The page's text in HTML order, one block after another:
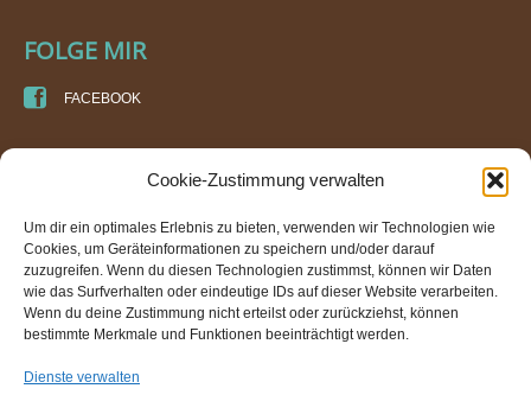
Cookie-Zustimmung verwalten
Um dir ein optimales Erlebnis zu bieten, verwenden wir Technologien wie
Cookies, um Geräteinformationen zu speichern und/oder darauf
zuzugreifen. Wenn du diesen Technologien zustimmst, können wir Daten
wie das Surfverhalten oder eindeutige IDs auf dieser Website verarbeiten.
Wenn du deine Zustimmung nicht erteilst oder zurückziehst, können
bestimmte Merkmale und Funktionen beeinträchtigt werden.
Dienste verwalten
FOLGE MIR
FACEBOOK
PRAXIS FÜR ENERGIE- UND BEWEGUNGSARBEIT
IM GEBÄUDE DER TURNHALLE AN DER TRAUN (WTV)
VOLKSGARTENSTRASSE 17
4600 WELS
TEL.: +43 650 580 1060